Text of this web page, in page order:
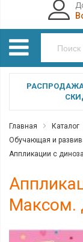
Главная Каталог
Обучающая и
Аппликации с
Максом.